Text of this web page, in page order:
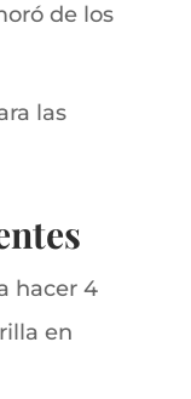
de los
las
hacer 4
en